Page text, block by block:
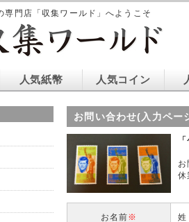
専門店「収集ワールド」へようこそ
人気紙幣 人気コイン
お問い合わせ(入力ペー
お
休
お名前※ 姓